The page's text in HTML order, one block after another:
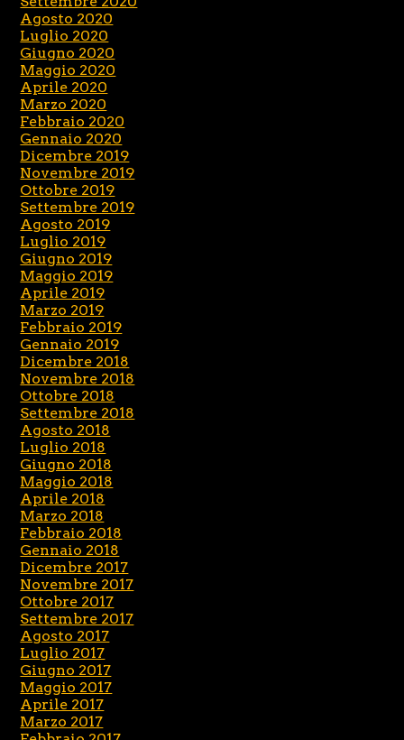
Agosto 2020
Luglio 2020
Giugno 2020
Maggio 2020
Aprile 2020
Marzo 2020
Febbraio 2020
Gennaio 2020
Dicembre 2019
Novembre 2019
Ottobre 2019
Settembre 2019
Agosto 2019
Luglio 2019
Giugno 2019
Maggio 2019
Aprile 2019
Marzo 2019
Febbraio 2019
Gennaio 2019
Dicembre 2018
Novembre 2018
Ottobre 2018
Settembre 2018
Agosto 2018
Luglio 2018
Giugno 2018
Maggio 2018
Aprile 2018
Marzo 2018
Febbraio 2018
Gennaio 2018
Dicembre 2017
Novembre 2017
Ottobre 2017
Settembre 2017
Agosto 2017
Luglio 2017
Giugno 2017
Maggio 2017
Aprile 2017
Marzo 2017